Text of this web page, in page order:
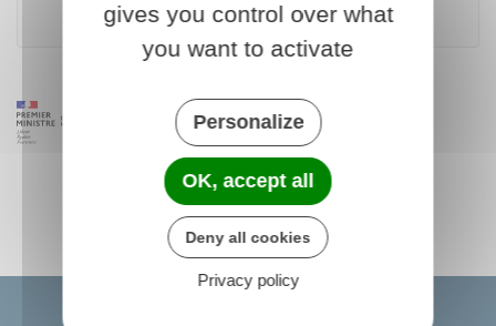
Ministère de la culture
gives you control over what
you want to activate
Personalize
OK, accept all
Deny all cookies
Privacy policy